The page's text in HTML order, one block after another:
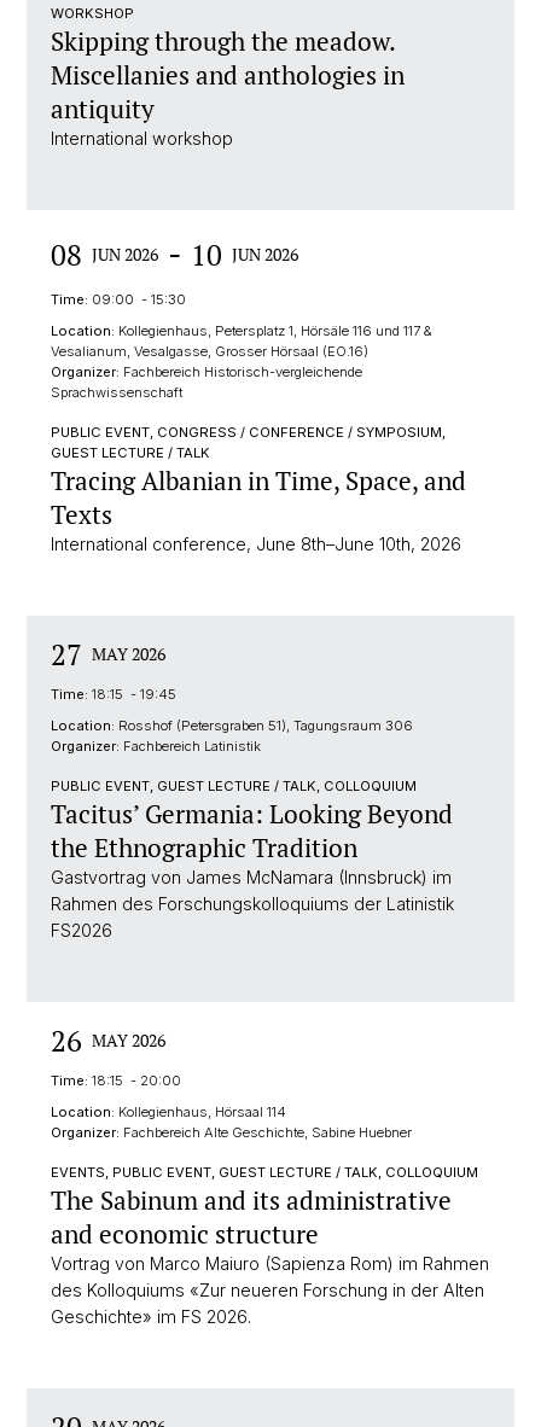
WORKSHOP
Skipping through the meadow.
Miscellanies and anthologies in
antiquity
International workshop
08 JUN 2026 - 10 JUN 2026
Time: 09:00 - 15:30
Location: Kollegienhaus, Petersplatz 1, Hörsäle 116 und 117 &
Vesalianum, Vesalgasse, Grosser Hörsaal (EO.16)
Organizer: Fachbereich Historisch-vergleichende
Sprachwissenschaft
PUBLIC EVENT, CONGRESS / CONFERENCE / SYMPOSIUM,
GUEST LECTURE / TALK
Tracing Albanian in Time, Space, and
Texts
International conference, June 8th–June 10th, 2026
27 MAY 2026
Time: 18:15 - 19:45
Location: Rosshof (Petersgraben 51), Tagungsraum 306
Organizer: Fachbereich Latinistik
PUBLIC EVENT, GUEST LECTURE / TALK, COLLOQUIUM
Tacitus’ Germania: Looking Beyond
the Ethnographic Tradition
Gastvortrag von James McNamara (Innsbruck) im
Rahmen des Forschungskolloquiums der Latinistik
FS2026
26 MAY 2026
Time: 18:15 - 20:00
Location: Kollegienhaus, Hörsaal 114
Organizer: Fachbereich Alte Geschichte, Sabine Huebner
EVENTS, PUBLIC EVENT, GUEST LECTURE / TALK, COLLOQUIUM
The Sabinum and its administrative
and economic structure
Vortrag von Marco Maiuro (Sapienza Rom) im Rahmen
des Kolloquiums «Zur neueren Forschung in der Alten
Geschichte» im FS 2026.